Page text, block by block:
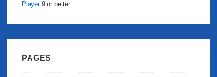
Player9 or better.
PAGES